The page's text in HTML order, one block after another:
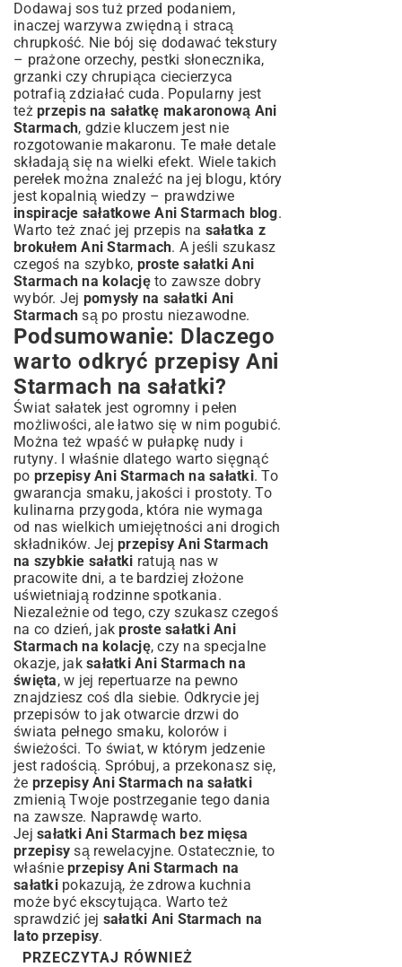
Dodawaj sos tuż przed podaniem,
inaczej warzywa zwiędną i stracą
chrupkość. Nie bój się dodawać tekstury
– prażone orzechy, pestki słonecznika,
grzanki czy chrupiąca ciecierzyca
potrafią zdziałać cuda. Popularny jest
też przepis na sałatkę makaronową Ani
Starmach, gdzie kluczem jest nie
rozgotowanie makaronu. Te małe detale
składają się na wielki efekt. Wiele takich
perełek można znaleźć na jej blogu, który
jest kopalnią wiedzy – prawdziwe
inspiracje sałatkowe Ani Starmach blog.
Warto też znać jej przepis na sałatka z
brokułem Ani Starmach. A jeśli szukasz
czegoś na szybko, proste sałatki Ani
Starmach na kolacjęto zawsze dobry
wybór. Jej pomysły na sałatki Ani
Starmach są po prostu niezawodne.
Podsumowanie: Dlaczego
warto odkryć przepisy Ani
Starmach na sałatki?
Świat sałatek jest ogromny i pełen
możliwości, ale łatwo się w nim pogubić.
Można też wpaść w pułapkę nudy i
rutyny. I właśnie dlatego warto sięgnąć
po przepisy Ani Starmach na sałatki. To
gwarancja smaku, jakości i prostoty. To
kulinarna przygoda, która nie wymaga
od nas wielkich umiejętności ani drogich
składników. Jej przepisy Ani Starmach
na szybkie sałatki ratują nas w
pracowite dni, a te bardziej złożone
uświetniają rodzinne spotkania.
Niezależnie od tego, czy szukasz czegoś
na co dzień, jakproste sałatki Ani
Starmach na kolację, czy na specjalne
okazje, jak sałatki Ani Starmach na
święta, w jej repertuarze na pewno
znajdziesz coś dla siebie. Odkrycie jej
przepisów to jak otwarcie drzwi do
świata pełnego smaku, kolorów i
świeżości. To świat, w którym jedzenie
jest radością. Spróbuj, a przekonasz się,
że przepisy Ani Starmach na sałatki
zmienią Twoje postrzeganie tego dania
na zawsze. Naprawdę warto.
Jej sałatki Ani Starmach bez mięsa
przepisy są rewelacyjne. Ostatecznie, to
właśnie przepisy Ani Starmach na
sałatkipokazują, że zdrowa kuchnia
może być ekscytująca. Warto też
sprawdzić jej sałatki Ani Starmach na
lato przepisy.
PRZECZYTAJ RÓWNIEŻ